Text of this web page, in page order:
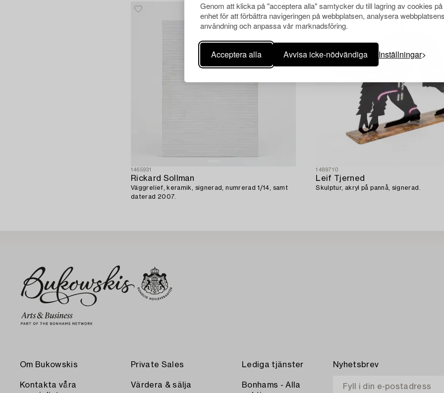
Genom att klicka på "acceptera alla" samtycker du till lagring av cookies
enhet för att förbättra navigeringen på webbplatsen, analysera webbplatsens
användning och anpassa vår marknadsföring.
Acceptera alla Avvisa icke-nödvändiga Inställningar
1465931
Rickard Sollman
Väggrelief, keramik, signerad, numrerad 1/14, samt
daterad 2007.
1489710
Leif Tjerned
Skulptur, akryl på pannå, signerad.
Om Bukowskis
Kontakta våra
Private Sales
Värdera & sälja
Lediga tjänster
Bonhams - Alla
Nyhetsbrev